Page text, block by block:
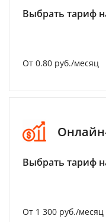
Выбрать тариф
От 0.80 руб./месяц
Выбрать тариф
От 1 300 руб./месяц